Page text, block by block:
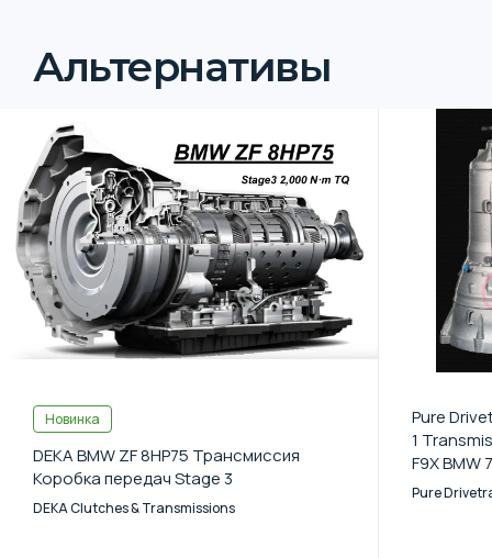
Альтернативы
Новинка
DEKA BMW ZF 8HP75 Трансмиссия
Коробка передач Stage 3
DEKA Clutches & Transmissions
Pure
1
F9X BMW
Rebuild -
Pure